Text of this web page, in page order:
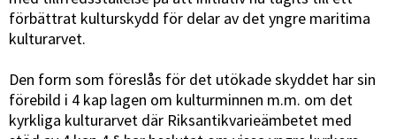
förbättrat kulturskydd för delar av det yngre maritima
kulturarvet.
Den form som föreslås för det utökade skyddet har sin
förebild i 4 kap lagen om kulturminnen m.m. om det
kyrkliga kulturarvet där Riksantikvarieämbetet med